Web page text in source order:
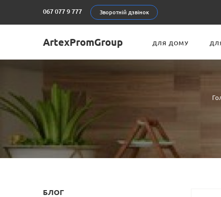
067 077 9 777 Зворотній дзвінок
ArtexPromGroup ДЛЯ ДОМУ
БЛОГ